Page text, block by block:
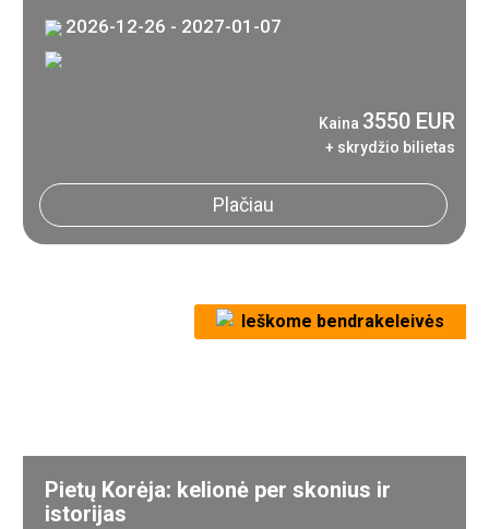
2026-12-26 - 2027-01-07
Kaina 3550 EUR
+ skrydžio bilietas
Plačiau
Ieškome bendrakeleivės
Pietų Korėja: kelionė per skonius ir
istorijas